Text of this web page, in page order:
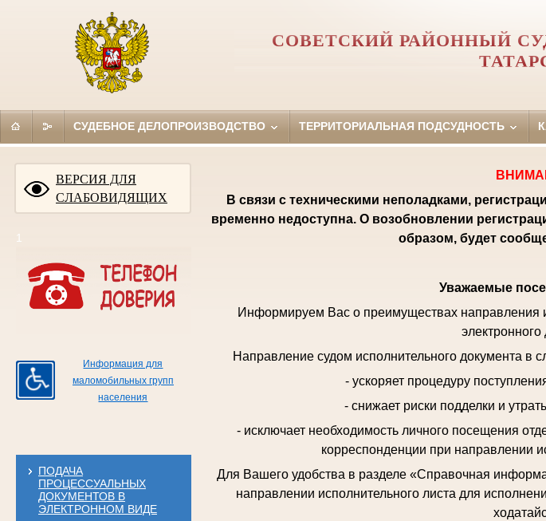
СОВЕТСКИЙ РАЙОННЫЙ
СУДЕБНОЕ ДЕЛОПРОИЗВОДСТВО ТЕРРИТОРИАЛЬНАЯ ПОДСУДНОСТЬ
ВЕРСИЯ ДЛЯ
СЛАБОВИДЯЩИХ
1
Информация для
маломобильных групп
населения
ПОДАЧА
ПРОЦЕССУАЛЬНЫХ
ДОКУМЕНТОВ В
ЭЛЕКТРОННОМ ВИДЕ
В связи с техническими неполадками,
временно недоступна. О возобновлении
образом, будет
Уважаемые
Информируем Вас о преимуществах направления
электронного
Направление судом исполнительного документа в
- ускоряет процедуру
- снижает риски подделки и
- исключает необходимость личного посещения
корреспонденции при направлении
Для Вашего удобства в разделе «Справочная
направлении исполнительного листа для